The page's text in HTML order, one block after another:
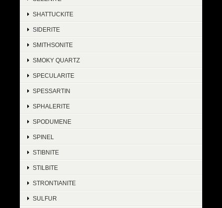
SHATTUCKITE
SIDERITE
SMITHSONITE
SMOKY QUARTZ
SPECULARITE
SPESSARTIN
SPHALERITE
SPODUMENE
SPINEL
STIBNITE
STILBITE
STRONTIANITE
SULFUR